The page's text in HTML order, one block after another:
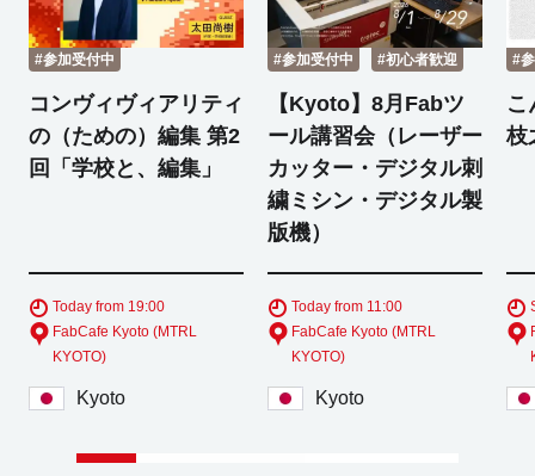
#参加受付中
コンヴィヴィアリティ
の（ための）編集 第2
回「学校と、編集」
Today from 19:00
FabCafe Kyoto (MTRL
KYOTO)
Kyoto
#参加受付中 #初心者歓迎
【Kyoto】8月Fabツ
ール講習会（レーザー
カッター・デジタル刺
繍ミシン・デジタル製
版機）
Today from 11:00
FabCafe Kyoto (MTRL
KYOTO)
Kyoto
#
こ
枝